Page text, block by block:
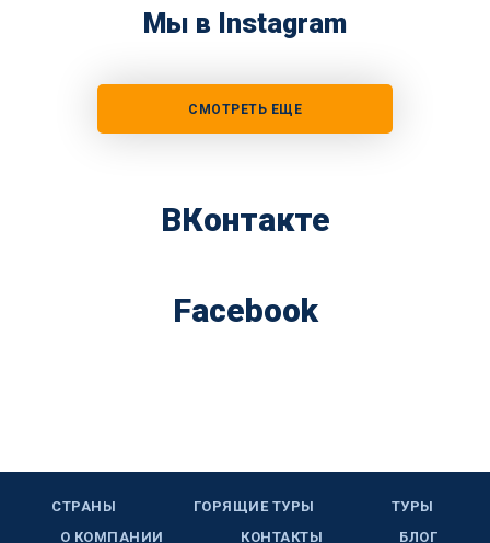
Мы в Instagram
СМОТРЕТЬ ЕЩЕ
ВКонтакте
Facebook
СТРАНЫ ГОРЯЩИЕ ТУРЫ
ТУРЫ
О КОМПАНИИ
КОНТАКТЫ БЛОГ